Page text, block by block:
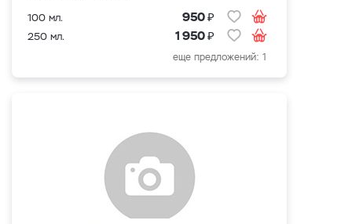
100 мл. 950₽
250 мл. 1 950₽
еще предложений: 1